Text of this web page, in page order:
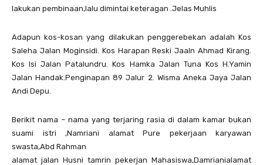
lakukan pembinaan,lalu dimintai keteragan .Jelas Muhlis
Adapun kos-kosan yang dilakukan penggerebekan adalah Kos
Saleha Jalan Moginsidi. Kos Harapan Reski Jaaln Ahmad Kirang.
Kos Isi Jalan Patalundru. Kos Hamka Jalan Tuna Kos H.Yamin
Jalan Handak.Penginapan 89 Jalur 2. Wisma Aneka Jaya Jalan
Andi Depu.
Berikit nama – nama yang terjaring rasia di dalam kamar bukan
suami istri ,Namriani alamat Pure pekerjaan karyawan
swasta,Abd Rahman
alamat jalan Husni tamrin pekerjan Mahasiswa,Damrianialamat